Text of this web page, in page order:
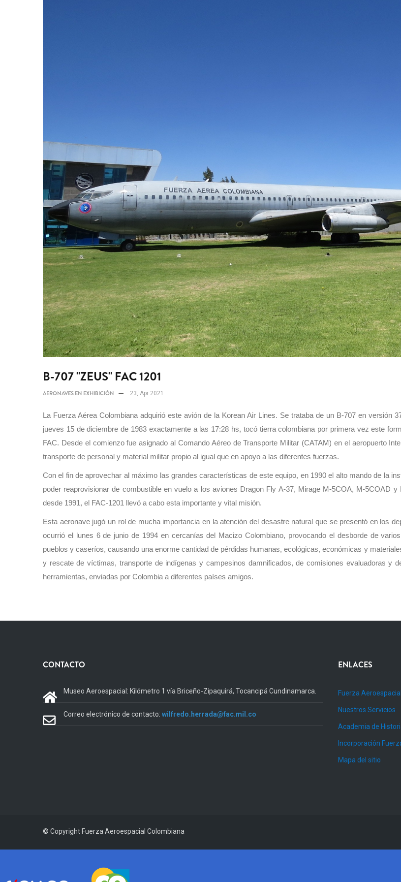
B-707 "ZEUS" FAC 1201
AERONAVES EN EXHIBICIÓN 23, Apr 2021
La Fuerza Aérea Colombiana adquirió este avión de la Korean Air Lines. Se trataba de un B-707 en versión
jueves 15 de diciembre de 1983 exactamente a las 17:28 hs, tocó tierra colombiana por primera vez este
FAC. Desde el comienzo fue asignado al Comando Aéreo de Transporte Militar (CATAM) en el aeropuerto
transporte de personal y material militar propio al igual que en apoyo a las diferentes fuerzas.
Con el fin de aprovechar al máximo las grandes características de este equipo, en 1990 el alto mando de la
poder reaprovisionar de combustible en vuelo a los aviones Dragon Fly A-37, Mirage M-5COA, M-5COAD
desde 1991, el FAC-1201 llevó a cabo esta importante y vital misión.
Esta aeronave jugó un rol de mucha importancia en la atención del desastre natural que se presentó en los
ocurrió el lunes 6 de junio de 1994 en cercanías del Macizo Colombiano, provocando el desborde de
pueblos y caseríos, causando una enorme cantidad de pérdidas humanas, ecológicas, económicas y
y rescate de víctimas, transporte de indígenas y campesinos damnificados, de comisiones evaluadoras y
herramientas, enviadas por Colombia a diferentes países amigos.
CONTACTO
Museo Aeroespacial: Kilómetro 1 vía Briceño-Zipaquirá, Tocancipá Cundinamarca.
Correo electrónico de contacto: wilfredo.herrada@fac.mil.co
ENLACES
Fuerza
Nuestros Servicios
Academia de
Incorporación
Mapa del sitio
© Copyright Fuerza Aeroespacial Colombiana